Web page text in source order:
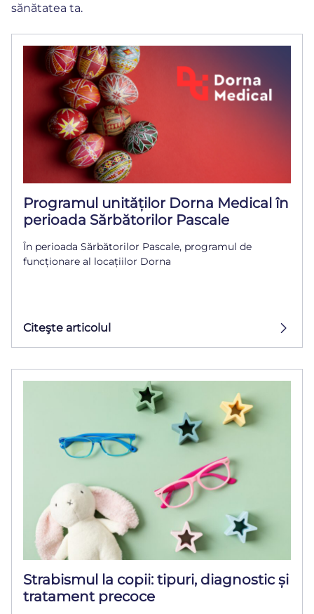
sănătatea ta.
Programul unităților Dorna Medical în
perioada Sărbătorilor Pascale
În perioada Sărbătorilor Pascale, programul de
funcționare al locațiilor Dorna
Citeşte articolul
Strabismul la copii: tipuri, diagnostic și
tratament precoce